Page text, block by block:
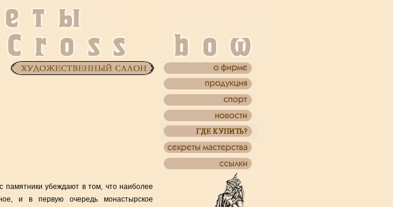
памятники убеждают в том, что наиболее
и в первую очередь монастырское